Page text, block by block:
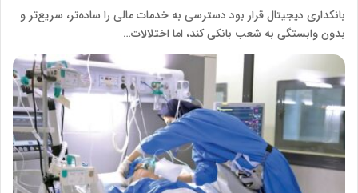
بانکداری دیجیتال قرار بود دسترسی به خدمات مالی را ساده‌تر، سریع‌تر و
بدون وابستگی به شعب بانکی کند، اما اختلالات…